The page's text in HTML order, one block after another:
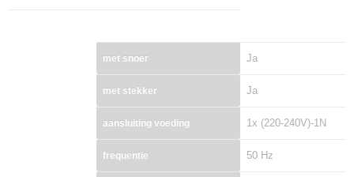
met snoer Ja
met stekker Ja
aansluiting voeding 1x (220-240V)-1N
frequentie 50 Hz